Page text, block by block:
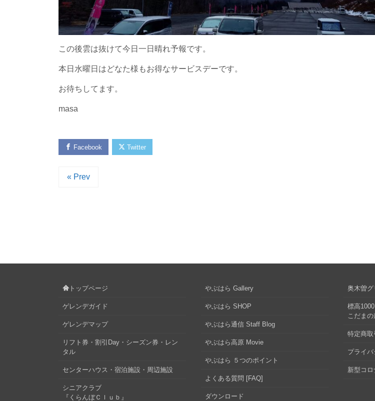
この後雲は抜けて今日一日晴れ予報です。
本日水曜日はどなた様もお得なサービスデーです。
お待ちしてます。
masa
Facebook Twitter
« Prev
トップページ
ゲレンデガイド
ゲレンデマップ
リフト券・割引Day・シーズン券・レン
タル
センターハウス・宿泊施設・周辺施設
シニアクラブ
『くらんぼＣｌｕｂ』
やぶはら Gallery
やぶはら SHOP
やぶはら通信 Staff Blog
やぶはら高原 Movie
やぶはら ５つのポイント
よくある質問 [FAQ]
ダウンロード
奥木曽グ
標高
こだまの
特定商
プライ
新型コ